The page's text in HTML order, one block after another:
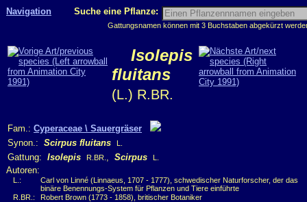
Navigation Suche eine Pflanze:
Gattungsnamen können mit 3 Buchstaben abgekürzt
Isolepis
fluitans
(L.) R.BR.
Fam.: Cyperaceae \ Sauergräser
Synon.: Scirpus fluitans L.
Gattung: Isolepis R.BR. , Scirpus L.
Autoren:
L.:
Carl von Linné (Linnaeus, 1707 - 1777), schwedischer Naturforscher, der das
binäre Benennungs-System für Pflanzen und Tiere einführte
R.BR.:
Robert Brown (1773 - 1858), britischer Botaniker